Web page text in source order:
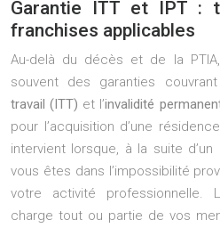
Garantie ITT et IPT :
franchises applicables
Au-delà du décès et de la
souvent des garanties couvrant
travail (ITT) et l’invalidité
pour l’acquisition d’une
intervient lorsque, à la suite
vous êtes dans l’impossibilité
votre activité professionnelle.
charge tout ou partie de vos